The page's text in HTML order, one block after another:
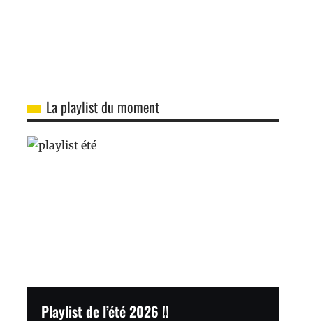
La playlist du moment
Playlist de l’été 2026 !!